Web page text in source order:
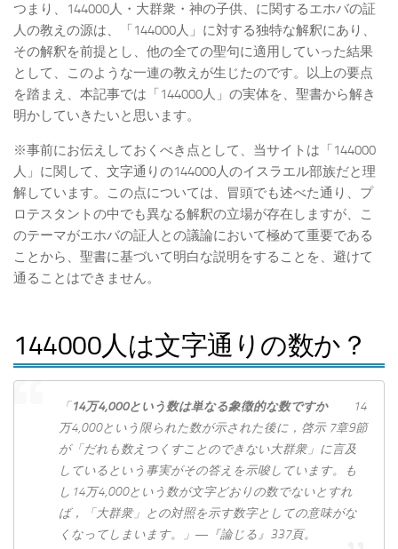
つまり、144000人・大群衆・神の子供、に関するエホバの証
人の教えの源は、「144000人」に対する独特な解釈にあり、
その解釈を前提とし、他の全ての聖句に適用していった結果
として、このような一連の教えが生じたのです。以上の要点
を踏まえ、本記事では「144000人」の実体を、聖書から解き
明かしていきたいと思います。
※事前にお伝えしておくべき点として、当サイトは「144000
人」に関して、文字通りの144000人のイスラエル部族だと理
解しています。この点については、冒頭でも述べた通り、プ
ロテスタントの中でも異なる解釈の立場が存在しますが、こ
のテーマがエホバの証人との議論において極めて重要である
ことから、聖書に基づいて明白な説明をすることを、避けて
通ることはできません。
144000人は文字通りの数か？
「14万4,000という数は単なる象徴的な数ですか
14
万4,000という限られた数が示された後に，啓示 7章9節
が「だれも数えつくすことのできない大群衆」に言及
しているという事実がその答えを示唆しています。も
し14万4,000という数が文字どおりの数でないとすれ
ば，「大群衆」との対照を示す数字としての意味がな
くなってしまいます。」―『論じる』337頁。